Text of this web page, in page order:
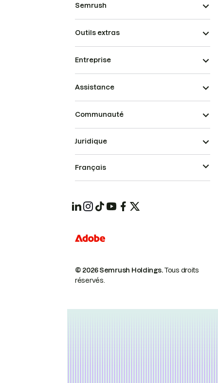
Semrush
Outils extras
Entreprise
Assistance
Communauté
© 2026 Semrush Holdings.Tous droits
réservés.
Juridique
Français